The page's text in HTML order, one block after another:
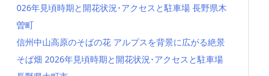
026年見頃時期と開花状況･アクセスと駐車場 長野県木
曽町
信州中山高原のそばの花 アルプスを背景に広がる絶景
そば畑 2026年見頃時期と開花状況･アクセスと駐車場